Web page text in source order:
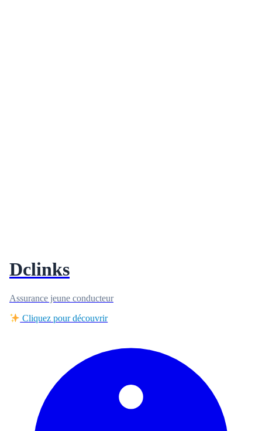
Dclinks
Assurance jeune conducteur
Cliquez pour découvrir